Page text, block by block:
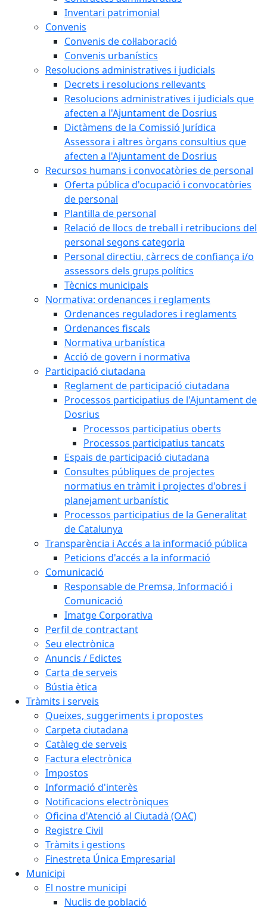
Inventari patrimonial
Convenis
Convenis de col·laboració
Convenis urbanístics
Resolucions administratives i judicials
Decrets i resolucions rellevants
Resolucions administratives i judicials que
afecten a l'Ajuntament de Dosrius
Dictàmens de la Comissió Jurídica
Assessora i altres òrgans consultius que
afecten a l'Ajuntament de Dosrius
Recursos humans i convocatòries de personal
Oferta pública d'ocupació i convocatòries
de personal
Plantilla de personal
Relació de llocs de treball i retribucions del
personal segons categoria
Personal directiu, càrrecs de confiança i/o
assessors dels grups polítics
Tècnics municipals
Normativa: ordenances i reglaments
Ordenances reguladores i reglaments
Ordenances fiscals
Normativa urbanística
Acció de govern i normativa
Participació ciutadana
Reglament de participació ciutadana
Processos participatius de l'Ajuntament de
Dosrius
Processos participatius oberts
Processos participatius tancats
Espais de participació ciutadana
Consultes públiques de projectes
normatius en tràmit i projectes d'obres i
planejament urbanístic
Processos participatius de la Generalitat
de Catalunya
Transparència i Accés a la informació pública
Peticions d'accés a la informació
Comunicació
Responsable de Premsa, Informació i
Comunicació
Imatge Corporativa
Perfil de contractant
Seu electrònica
Anuncis / Edictes
Carta de serveis
Bústia ètica
Tràmits i serveis
Queixes, suggeriments i propostes
Carpeta ciutadana
Catàleg de serveis
Factura electrònica
Impostos
Informació d'interès
Notificacions electròniques
Oficina d'Atenció al Ciutadà (OAC)
Registre Civil
Tràmits i gestions
Finestreta Única Empresarial
Municipi
El nostre municipi
Nuclis de població